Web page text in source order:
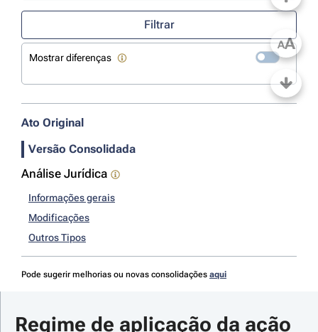
Use a tecla de seta para baixo para abrir o calendário; Use as
Filtrar
Mostrar diferenças
Ato Original
Versão Consolidada
Análise Jurídica
Informações gerais
Modificações
Outros Tipos
Pode sugerir melhorias ou novas consolidações aqui
Regime de aplicação da ação
AA